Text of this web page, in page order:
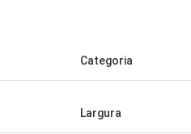
Categoria
Largura